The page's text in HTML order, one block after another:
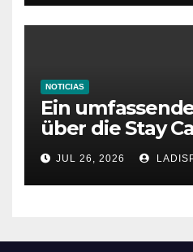
NOTICIAS
Ein
über die Stay
JUL 26, 2026